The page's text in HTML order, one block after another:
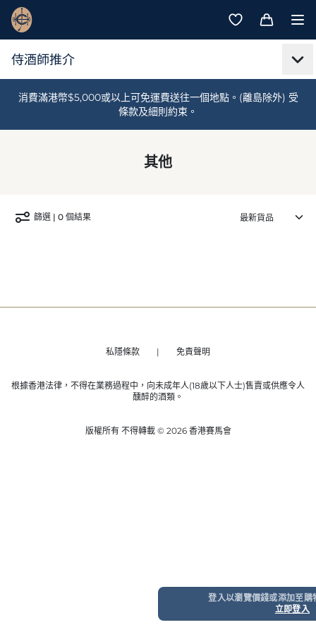
消費滿港幣$5,000或以上可免運費送往一個地點。(離島除外) 受
條款及細則約束。
其他
篩選 | 0 個結果
私隱條款 免責聲明
根據香港法律，不得在業務過程中，向未成年人(18歲以下人士)售賣或供應令人
醺醉的酒類。
版權所有 不得轉載 © 2026 香港賽馬會
登入以瀏覽價錢或添加至購
立即登入